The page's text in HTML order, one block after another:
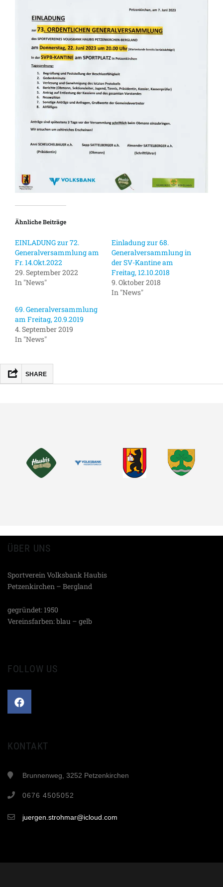
Ähnliche Beiträge
EINLADUNG zur 72.
Generalversammlung am
Fr. 14.Okt.2022
29. September 2022
In "News"
Einladung zur 68.
Generalversammlung in
der SV-Kantine am
Freitag, 12.10.2018
9. Oktober 2018
In "News"
69. Generalversammlung
am Freitag, 20.9.2019
4. September 2019
In "News"
SHARE
TEILEN
ÜBER UNS
Sportverein Volksbank Haubis
Petzenkirchen – Bergland
gegründet: 1950
Vereinsfarben: blau – gelb
FOLLOW US
KONTAKT
Brunnenweg, 3252 Petzenkirchen
0676 4505052
juergen.strohmar@icloud.com